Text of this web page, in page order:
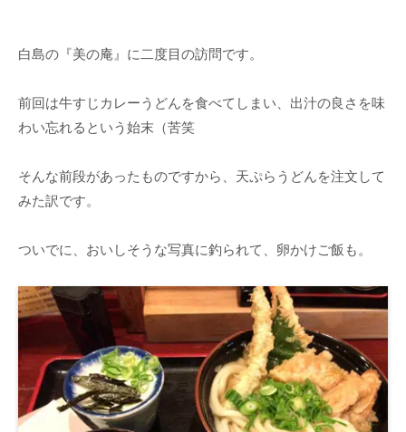
白島の『美の庵』に二度目の訪問です。
前回は牛すじカレーうどんを食べてしまい、出汁の良さを味
わい忘れるという始末（苦笑
そんな前段があったものですから、天ぷらうどんを注文して
みた訳です。
ついでに、おいしそうな写真に釣られて、卵かけご飯も。